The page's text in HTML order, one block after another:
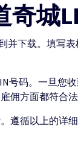
城
并下载。填写
码。一旦您
佣方面都符合法
遵循以上的详